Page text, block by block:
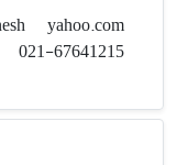
yahoo.com